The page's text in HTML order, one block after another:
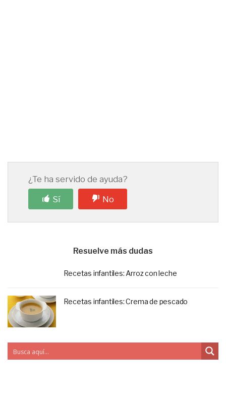
¿Te ha servido de ayuda?
Sí
No
Resuelve más dudas
Recetas infantiles: Arroz con leche
Recetas infantiles: Crema de pescado